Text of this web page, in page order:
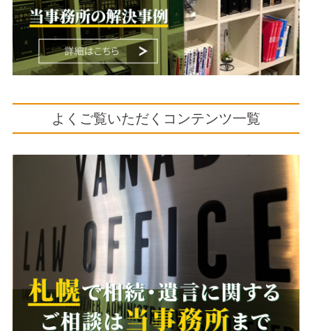
よくご覧いただくコンテンツ一覧